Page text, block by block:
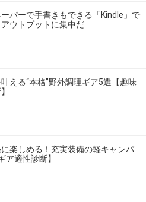
パーで手書きもできる「Kindle」で
ウトプットに集中だ
える“本格”野外調理ギア5選【趣味
楽しめる！充実装備の軽キャンパ
ア適性診断】